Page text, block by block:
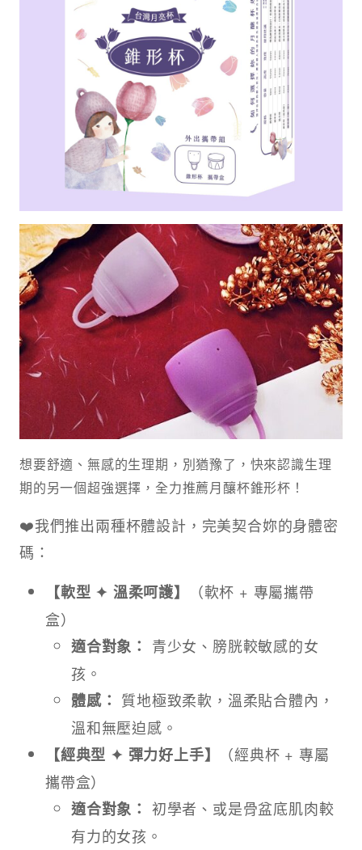
想要舒適、無感的生理期，別猶豫了，快來認識生理
期的另一個超強選擇，全力推薦月釀杯錐形杯！
❤️我們推出兩種杯體設計，完美契合妳的身體密
碼：
【軟型 ✦ 溫柔呵護】
（軟杯 + 專屬攜帶
盒）
適合對象： 青少女、膀胱較敏感的女
孩。
體感： 質地極致柔軟，溫柔貼合體內，
溫和無壓迫感。
【經典型 ✦ 彈力好上手】
（經典杯 + 專屬
攜帶盒）
適合對象： 初學者、或是骨盆底肌肉較
有力的女孩。